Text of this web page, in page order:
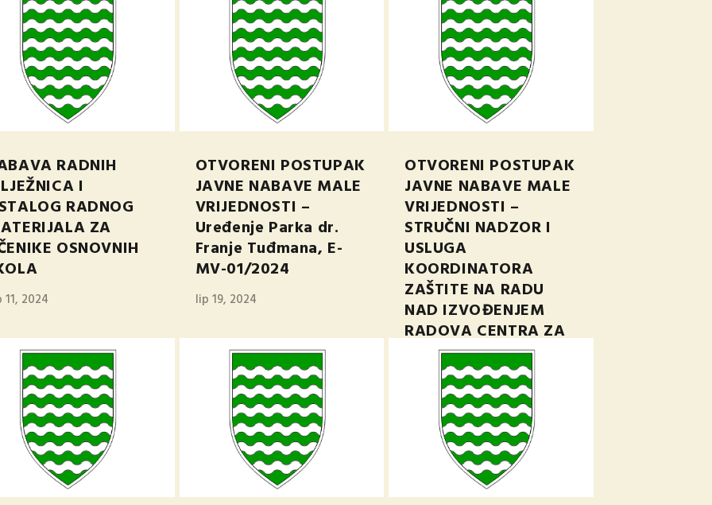
RADNIH
I
RADNOG
ZA
OSNOVNIH
11, 2024
OTVORENI POSTUPAK
JAVNE NABAVE MALE
VRIJEDNOSTI –
Uređenje Parka dr.
Franje Tuđmana, E-
MV-01/2024
lip 19, 2024
srp 19, 2024
OTVORENI POSTUPAK
JAVNE NABAVE MALE
VRIJEDNOSTI –
STRUČNI NADZOR I
USLUGA
KOORDINATORA
ZAŠTITE NA RADU
NAD IZVOĐENJEM
RADOVA CENTRA ZA
STARIJE OSOBE DUGA
RESA, NPOO.C4.3.R3-
I4.01.0018
ožu 25, 2024